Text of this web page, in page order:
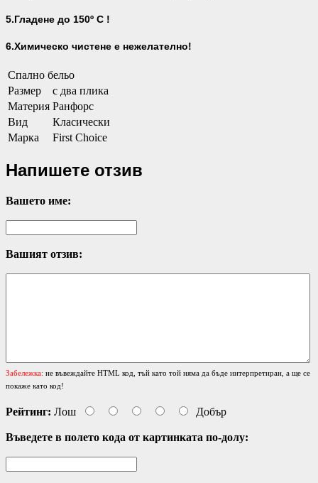
5.Гладене до 150º С !
6.Химическо чистене е нежелателно!
Спално бельо
Размер
с два плика
Материя Ранфорс
Вид
Класически
Марка
First Choice
Напишете отзив
Вашето име:
Вашият отзив:
Забележка: не въвеждайте HTML код, тъй като той няма да бъде интерпретиран, а ще се
покаже като код!
Рейтинг: Лош Добър
Въведете в полето кода от картинката по-долу: